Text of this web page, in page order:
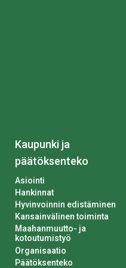
Kaupunki ja
päätöksenteko
Asiointi
Hankinnat
Hyvinvoinnin edistäminen
Kansainvälinen toiminta
Maahanmuutto- ja
kotoutumistyö
Organisaatio
Päätöksenteko